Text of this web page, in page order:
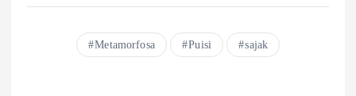
Metamorfosa Puisi sajak